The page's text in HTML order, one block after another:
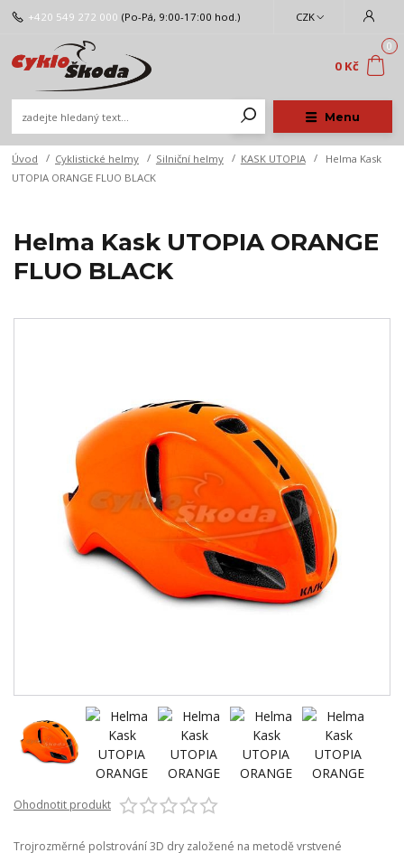
Menu
CZK
+420 549 272 000 (Po-Pá, 9:00-17:00 hod.)
0
0 Kč
Úvod Cyklistické helmy Silniční helmy KASK UTOPIA
Helma Kask
UTOPIA ORANGE FLUO BLACK
Helma Kask UTOPIA ORANGE
FLUO BLACK
Ohodnotit produkt
Trojrozměrné polstrování 3D dry založené na metodě vrstvené